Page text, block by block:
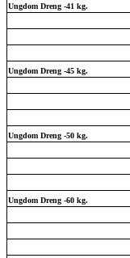
Ungdom Dreng -41 kg.
Ungdom Dreng -45 kg.
Ungdom Dreng -50 kg.
Ungdom Dreng -60 kg.